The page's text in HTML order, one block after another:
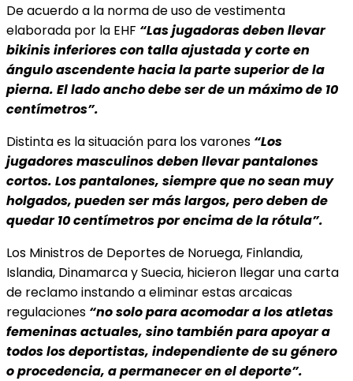
De acuerdo a la norma de uso de vestimenta
elaborada por la EHF “Las jugadoras deben llevar
bikinis inferiores con talla ajustaday corte en
ángulo ascendente hacia la parte superior de la
pierna. El lado ancho debe ser de un máximo de 10
centímetros”.
Distinta es la situación para los varones “Los
jugadores masculinos deben llevar pantalones
cortos. Los pantalones, siempre que no sean muy
holgados, pueden ser más largos, pero deben de
quedar 10 centímetros por encima de la rótula”.
Los Ministros de Deportes de Noruega, Finlandia,
Islandia, Dinamarca y Suecia, hicieron llegar una carta
de reclamo instando a eliminar estas arcaicas
regulaciones “no solo para acomodar a los atletas
femeninas actuales, sino también para apoyar a
todos los deportistas, independiente de su género
o procedencia, a permanecer en el deporte”.